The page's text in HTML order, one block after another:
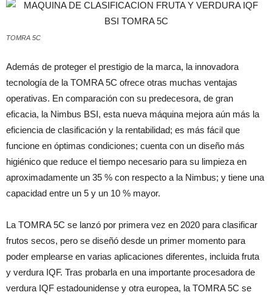
TOMRA 5C
Además de proteger el prestigio de la marca, la innovadora
tecnología de la TOMRA 5C ofrece otras muchas ventajas
operativas. En comparación con su predecesora, de gran
eficacia, la Nimbus BSI, esta nueva máquina mejora aún más la
eficiencia de clasificación y la rentabilidad; es más fácil que
funcione en óptimas condiciones; cuenta con un diseño más
higiénico que reduce el tiempo necesario para su limpieza en
aproximadamente un 35 % con respecto a la Nimbus; y tiene una
capacidad entre un 5 y un 10 % mayor.
La TOMRA 5C se lanzó por primera vez en 2020 para clasificar
frutos secos, pero se diseñó desde un primer momento para
poder emplearse en varias aplicaciones diferentes, incluida fruta
y verdura IQF. Tras probarla en una importante procesadora de
verdura IQF estadounidense y otra europea, la TOMRA 5C se